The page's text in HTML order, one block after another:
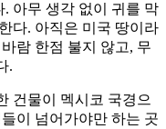
아무 생각 없이 귀를 막
다. 아직은 미국 땅이라
람 한점 불지 않고, 무
.
건물이 멕시코 국경으
이 넘어가야만 하는 곳